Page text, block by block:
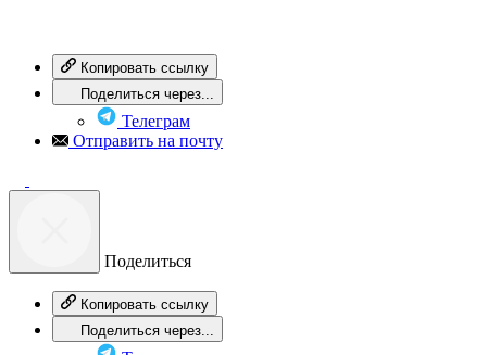
Копировать ссылку
Поделиться через...
Телеграм
Отправить на почту
Поделиться
Копировать ссылку
Поделиться через...